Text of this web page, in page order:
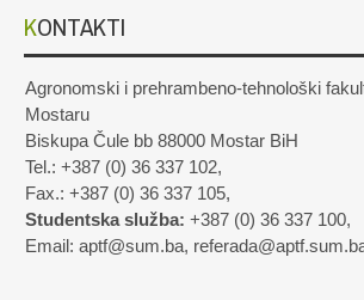
KONTAKTI
Agronomski i prehrambeno-tehnološki
Mostaru
Biskupa Čule bb 88000 Mostar BiH
Tel.: +387 (0) 36 337 102,
Fax.: +387 (0) 36 337 105,
Studentska služba: +387 (0) 36 337 100,
Email: aptf@sum.ba,